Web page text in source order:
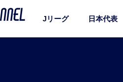
Jリーグ 日本代表